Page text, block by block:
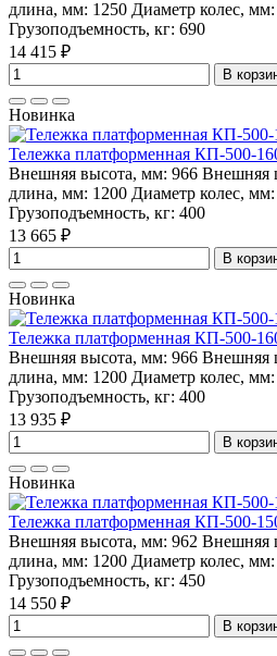
длина, мм: 1250 Диаметр колес, мм:
Грузоподъемность, кг: 690
14 415 ₽
В
Новинка
Тележка платформенная КП-500-
Внешняя высота, мм: 966 Внешняя
длина, мм: 1200 Диаметр колес, мм:
Грузоподъемность, кг: 400
13 665 ₽
В
Новинка
Тележка платформенная КП-500-
Внешняя высота, мм: 966 Внешняя
длина, мм: 1200 Диаметр колес, мм:
Грузоподъемность, кг: 400
13 935 ₽
В
Новинка
Тележка платформенная КП-500-
Внешняя высота, мм: 962 Внешняя
длина, мм: 1200 Диаметр колес, мм:
Грузоподъемность, кг: 450
14 550 ₽
В